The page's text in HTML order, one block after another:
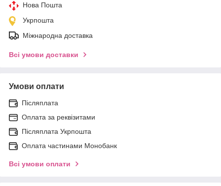
Нова Пошта
Укрпошта
Міжнародна доставка
Всі умови доставки
Умови оплати
Післяплата
Оплата за реквізитами
Післяплата Укрпошта
Оплата частинами Монобанк
Всі умови оплати